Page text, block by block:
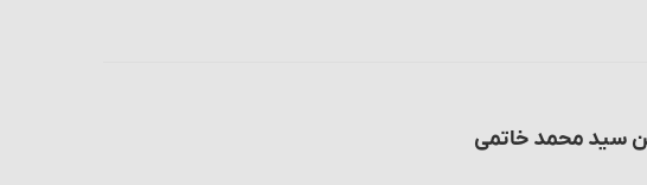
سید محمد خاتمی